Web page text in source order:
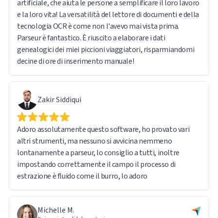
fare con l'elaborazione di grandi volumi di documenti e
l'estrazione di dati.
artificiale, che aiuta le persone a semplificare il loro lavoro
e la loro vita! La versatilità del lettore di documenti e della
tecnologia OCR è come non l'avevo mai vista prima.
Parseur è fantastico. È riuscito a elaborare i dati
genealogici dei miei piccioni viaggiatori, risparmiandomi
decine di ore di inserimento manuale!
Zakir Siddiqui
Adoro assolutamente questo software, ho provato vari
altri strumenti, ma nessuno si avvicina nemmeno
lontanamente a parseur, lo consiglio a tutti, inoltre
impostando correttamente il campo il processo di
estrazione è fluido come il burro, lo adoro
Michelle M.